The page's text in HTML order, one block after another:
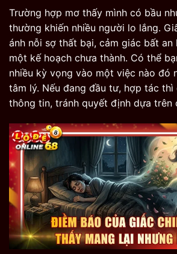
Trường hợp mơ thấy mình có bầu
thường khiến nhiều người lo lắng.
ánh nỗi sợ thất bại, cảm giác bất an
một kế hoạch chưa thành. Có thể
nhiều kỳ vọng vào một việc nào đó
tâm lý. Nếu đang đầu tư, hợp tác
thông tin, tránh quyết định dựa trên